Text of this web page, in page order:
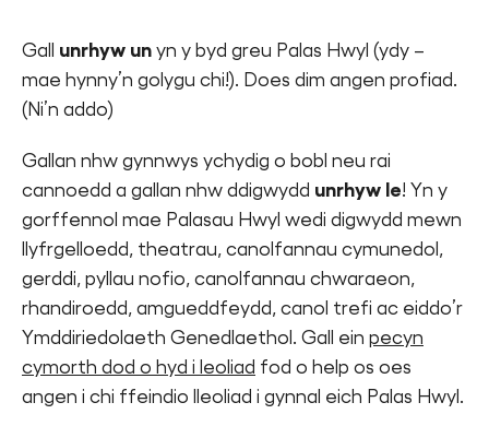
Gall unrhyw un yn y byd greu Palas Hwyl (ydy –
mae hynny’n golygu chi!). Does dim angen profiad.
(Ni’n addo)
Gallan nhw gynnwys ychydig o bobl neu rai
cannoedd a gallan nhw ddigwydd unrhyw le! Yn y
gorffennol mae Palasau Hwyl wedi digwydd mewn
llyfrgelloedd, theatrau, canolfannau cymunedol,
gerddi, pyllau nofio, canolfannau chwaraeon,
rhandiroedd, amgueddfeydd, canol trefi ac eiddo’r
Ymddiriedolaeth Genedlaethol. Gall ein pecyn
cymorth dod o hyd i leoliad fod o help os oes
angen i chi ffeindio lleoliad i gynnal eich Palas Hwyl.